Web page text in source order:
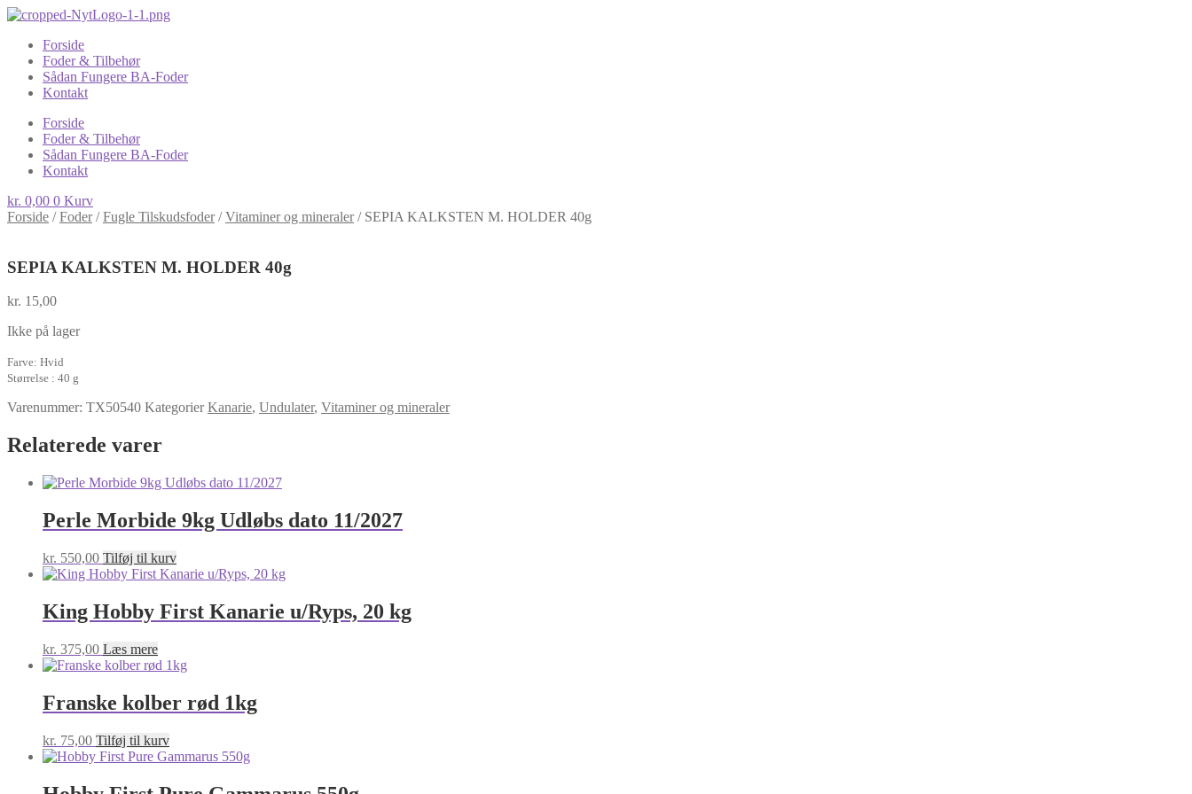
Forside
Foder & Tilbehør
Sådan Fungere BA-Foder
Kontakt
Forside
Foder & Tilbehør
Sådan Fungere BA-Foder
Kontakt
kr. 0,00 0 Kurv
Forside /Foder/Fugle Tilskudsfoder/Vitaminer og mineraler/ SEPIA KALKSTEN M. HOLDER 40g
SEPIA KALKSTEN M. HOLDER 40g
kr. 15,00
Ikke på lager
Farve: Hvid
Størrelse : 40 g
Varenummer: TX50540 Kategorier Kanarie, Undulater, Vitaminer og mineraler
Relaterede varer
Perle Morbide 9kg Udløbs dato 11/2027
kr. 550,00 Tilføj til kurv
King Hobby First Kanarie u/Ryps, 20 kg
kr. 375,00 Læs mere
Franske kolber rød 1kg
kr. 75,00 Tilføj til kurv